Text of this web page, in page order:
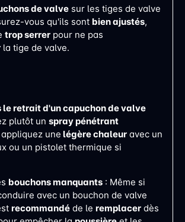
de valve sur les tiges de valve
vous qu'ils sont bien ajustés,
trop serrerpour ne pas
la tige de valve.
le retrait d'un capuchon de valve
plutôt un spray pénétrant
une légère chaleuravec un
ou un pistolet thermique si
bouchonsmanquants : Même si
avec un bouchon de valve
recommandé de le remplacerdès